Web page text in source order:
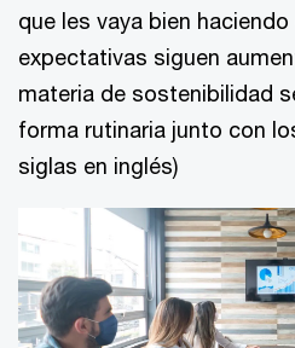
que les vaya bien
expectativas siguen
materia de sostenibilidad
forma rutinaria junto con
siglas en inglés)